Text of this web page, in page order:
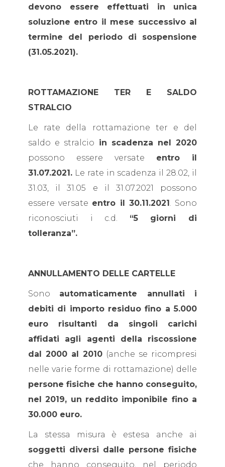
devono essere effettuati in unica
soluzione entro il mese successivo al
termine del periodo di sospensione
(31.05.2021).
ROTTAMAZIONE TER E SALDO
STRALCIO
Le rate della rottamazione ter e del
saldo e stralcio in scadenza nel 2020
possono essere versate entro il
31.07.2021. Le rate in scadenza il 28.02, il
31.03, il 31.05 e il 31.07.2021 possono
essere versate entro il 30.11.2021. Sono
riconosciuti i c.d. “5 giorni di
tolleranza”.
ANNULLAMENTO DELLE CARTELLE
Sono automaticamente annullati i
debiti di importo residuo fino a 5.000
euro risultanti da singoli carichi
affidati agli agenti della riscossione
dal 2000 al 2010 (anche se ricompresi
nelle varie forme di rottamazione) delle
persone fisiche che hanno conseguito,
nel 2019, un reddito imponibile fino a
30.000 euro.
La stessa misura è estesa anche ai
soggetti diversi dalle persone fisiche
che hanno conseguito, nel periodo